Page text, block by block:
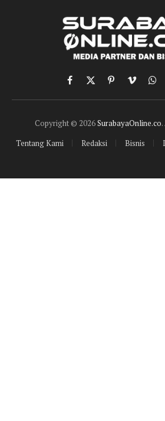
Facebook
X
(Twitter)
PinterestVimeo
Copyright © 2026SurabayaOnline.co
Tentang Kami
Redaksi Bisnis